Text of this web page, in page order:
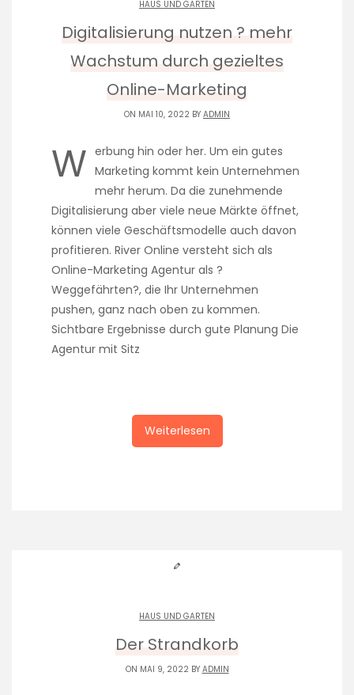
HAUS UND GARTEN
Digitalisierung nutzen ? mehr
Wachstum durch gezieltes
Online-Marketing
ON MAI 10, 2022 BY ADMIN
W erbung hin oder her. Um ein gutes
Marketing kommt kein Unternehmen
mehr herum. Da die zunehmende
Digitalisierung aber viele neue Märkte öffnet,
können viele Geschäftsmodelle auch davon
profitieren. River Online versteht sich als
Online-Marketing Agentur als ?
Weggefährten?, die Ihr Unternehmen
pushen, ganz nach oben zu kommen.
Sichtbare Ergebnisse durch gute Planung Die
Agentur mit Sitz
Weiterlesen
HAUS UND GARTEN
Der Strandkorb
ON MAI 9, 2022 BY ADMIN